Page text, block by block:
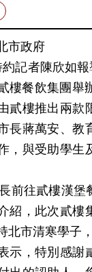
市政府
記者陳欣如
樓餐飲集團舉
貳樓推出兩款
長蔣萬安、教
，與受助學生
前往貳樓漢堡
紹，此次貳樓
北市清寒學子
示，特別感謝